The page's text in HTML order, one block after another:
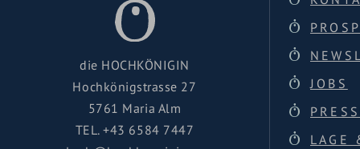
die HOCHKÖNIGIN
Hochkönigstrasse 27
5761 Maria Alm
TEL.+43 6584 7447
JOBS
LAGE